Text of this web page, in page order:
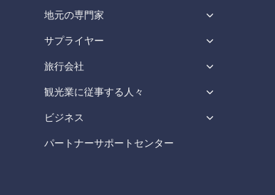
地元の専門家
サプライヤー
旅行会社
観光業に従事する人々
ビジネス
パートナーサポートセンター